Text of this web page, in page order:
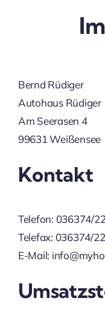
Bernd Rüdiger
Autohaus Rüdiger
Am Seerasen 4
99631 Weißensee
Kontakt
Telefon: 036374/
Telefax: 036374/
E-Mail: